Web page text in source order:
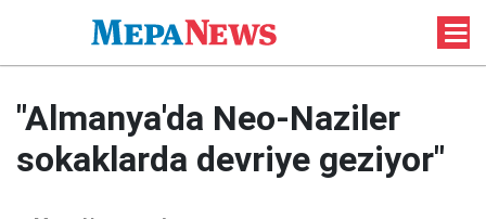
"Almanya'da Neo-Naziler
sokaklarda devriye geziyor"